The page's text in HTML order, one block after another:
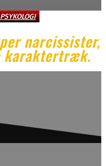
PSYKOLOGI
narcissister,
karaktertræk.